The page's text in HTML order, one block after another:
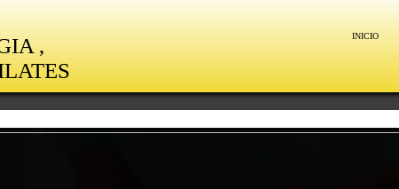
,
INICIO